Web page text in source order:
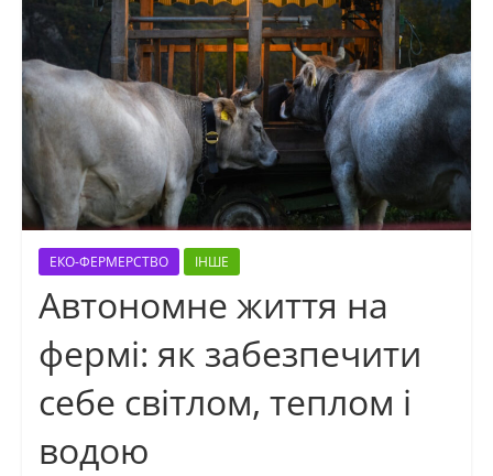
ЕКО-ФЕРМЕРСТВО ІНШЕ
Автономне життя на
фермі: як забезпечити
себе світлом, теплом і
водою